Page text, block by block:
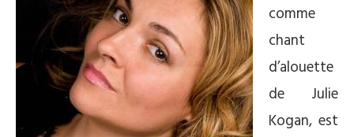
comme
chant
d’alouette
de Julie
Kogan, est